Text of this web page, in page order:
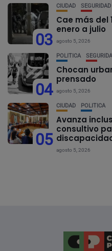
03
CIUDAD SEGURIDAD
Cae más del
enero a julio
agosto 5, 2026
04
POLÍTICA
Chocan
prensado
agosto 5, 2026
05
CIUDAD POLÍTICA
Avanza
consultivo
agosto 5, 2026